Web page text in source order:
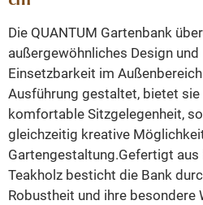
Die QUANTUM Gartenbank
außergewöhnliches Design
Einsetzbarkeit im
Ausführung gestaltet, bietet sie
komfortable Sitzgelegenheit,
gleichzeitig kreative
Gartengestaltung.Gefertigt aus
Teakholz besticht die Bank
Robustheit und ihre